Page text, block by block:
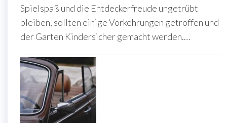
Spielspaß und die Entdeckerfreude ungetrübt
bleiben, sollten einige Vorkehrungen getroffen und
der Garten Kindersicher gemacht werden.…